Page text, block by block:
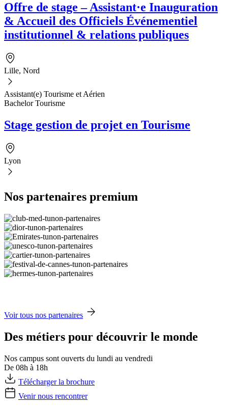
Offre de stage – Assistant·e Inauguration
& Accueil des Officiels Événementiel
institutionnel & relations publiques
Lille, Nord
Assistant(e) Tourisme et Aérien
Bachelor Tourisme
Stage gestion de projet en Tourisme
Lyon
Nos partenaires premium
Voir tous nos partenaires
Des métiers pour découvrir le monde
Nos campus sont ouverts du lundi au vendredi
De 08h à 18h
Télécharger la brochure
Venir nous rencontrer